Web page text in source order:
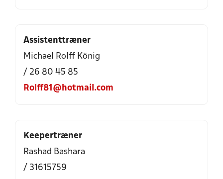
Assistenttræner
Michael Rolff König
/ 26 80 45 85
Rolff81@hotmail.com
Keepertræner
Rashad Bashara
/ 31615759